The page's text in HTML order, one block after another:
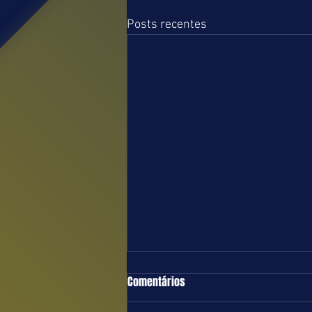
Posts recentes
TURFE = DOMINGO = 09.08.26 = SP
Boa e equilibrada programação
Comentários